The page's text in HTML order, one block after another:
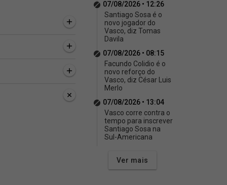
07/08/2026 • 12:26
Santiago Sosa é o
novo jogador do
Vasco, diz Tomas
Davila
07/08/2026 • 08:15
Facundo Colidio é o
novo reforço do
Vasco, diz César Luis
Merlo
07/08/2026 • 13:04
Vasco corre contra o
tempo para inscrever
Santiago Sosa na
Sul-Americana
Ver mais